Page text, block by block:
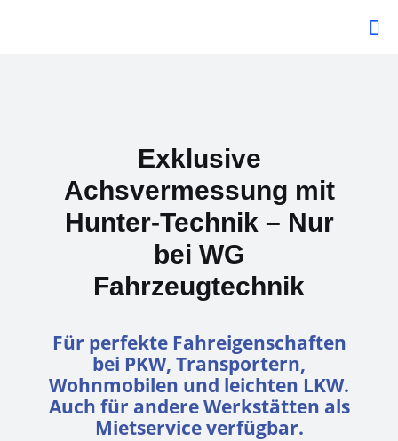
Exklusive
Achsvermessung mit
Hunter-Technik – Nur
bei WG
Fahrzeugtechnik
Für perfekte Fahreigenschaften
bei PKW, Transportern,
Wohnmobilen und leichten LKW.
Auch für andere Werkstätten als
Mietservice verfügbar.